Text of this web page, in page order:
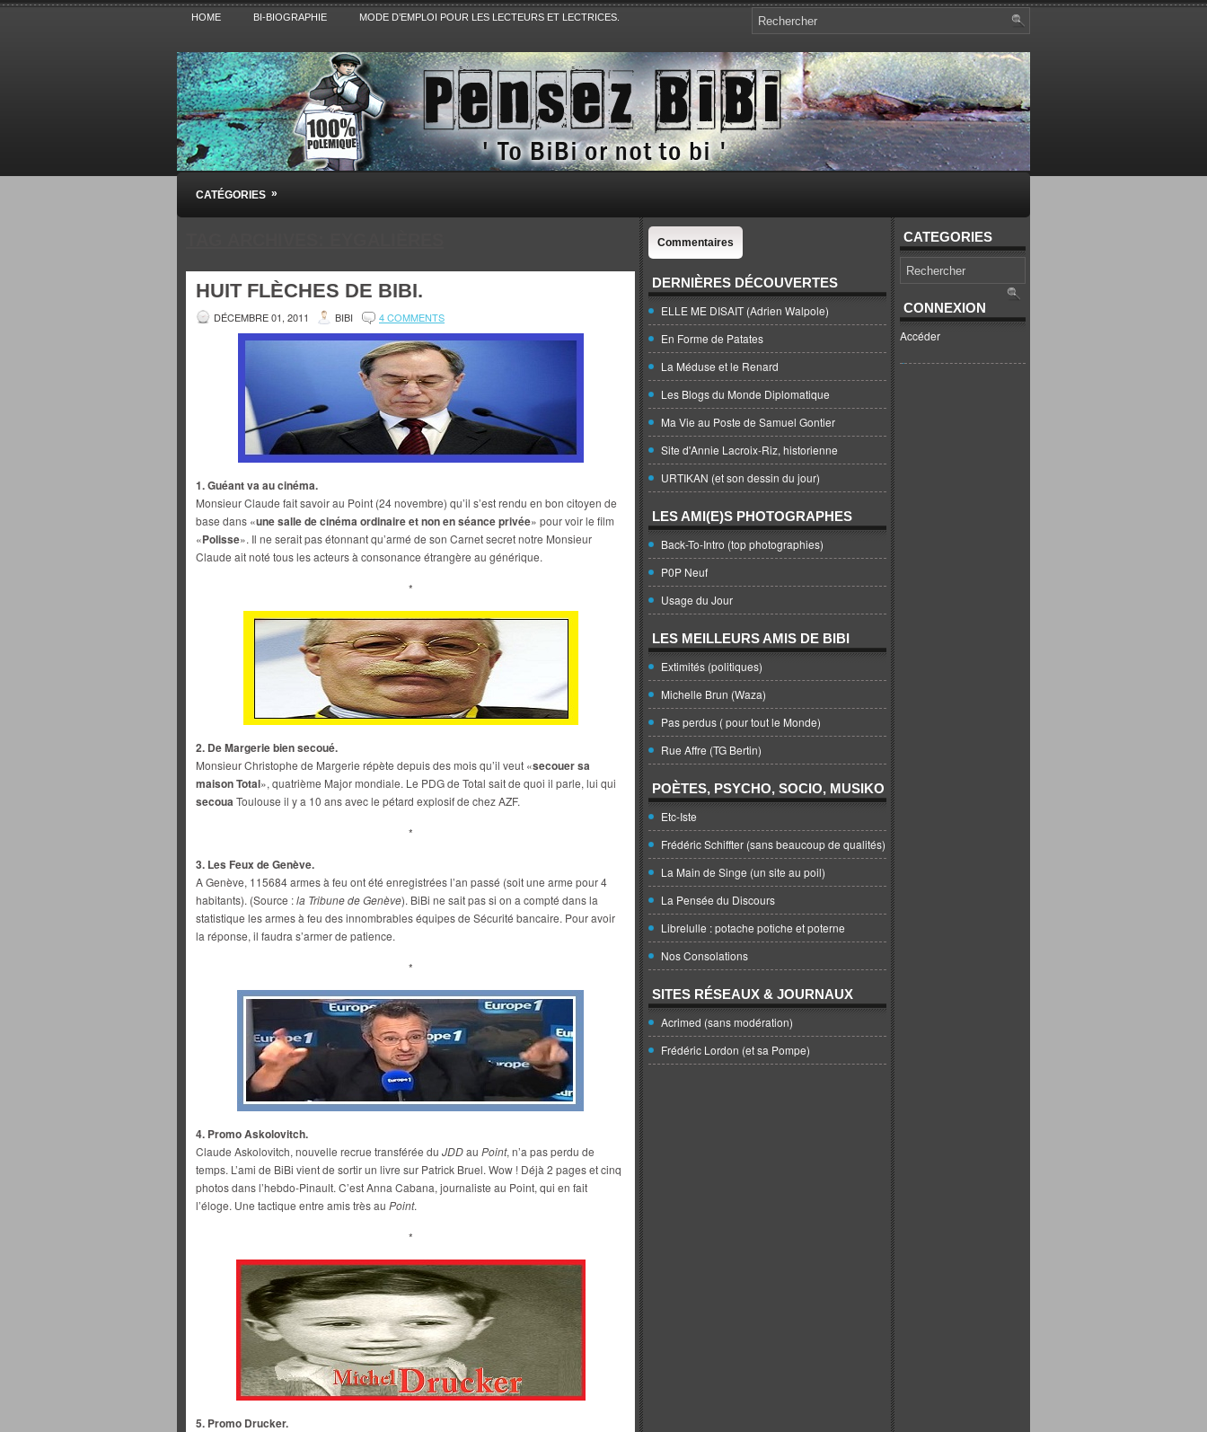
HOME BI-BIOGRAPHIE MODE D’EMPLOI POUR LES LECTEURS ET LECTRICES.
Pensez BiBi
Blog polémique sur l'Actualité, la Culture, la Politique, le Sport,. Avec Revue de presse et de blogs.
CATÉGORIES »
HUIT FLÈCHES DE BIBI.
DÉCEMBRE 01, 2011 BIBI 4 COMMENTS
1. Guéant va au cinéma.
Monsieur Claude fait savoir au Point (24 novembre) qu’il s’est rendu en bon citoyen de
base dans «une salle de cinéma ordinaire et non en séance privée» pour voir le film
«Polisse». Il ne serait pas étonnant qu’armé de son Carnet secret notre Monsieur
Claude ait noté tous les acteurs à consonance étrangère au générique.
*
2. De Margerie bien secoué.
Monsieur Christophe de Margerie répète depuis des mois qu’il veut «secouer sa
maison Total», quatrième Major mondiale. Le PDG de Total sait de quoi il parle, lui qui
secouaToulouse il y a 10 ans avec le pétard explosif de chez AZF.
*
3. Les Feux de Genève.
A Genève, 115684 armes à feu ont été enregistrées l’an passé (soit une arme pour 4
habitants). (Source :la Tribune de Genève). BiBi ne sait pas si on a compté dans la
statistique les armes à feu des innombrables équipes de Sécurité bancaire. Pour avoir
la réponse, il faudra s’armer de patience.
*
4. Promo Askolovitch.
Claude Askolovitch, nouvelle recrue transférée du JDDau Point, n’a pas perdu de
temps. L’ami de BiBi vient de sortir un livre sur Patrick Bruel. Wow ! Déjà 2 pages et cinq
photos dans l’hebdo-Pinault. C’est Anna Cabana, journaliste au Point, qui en fait
l’éloge. Une tactique entre amis très au Point.
*
5. Promo Drucker.
Commentaires
DERNIÈRES DÉCOUVERTES
ELLE ME DISAIT (Adrien Walpole)
En Forme de Patates
La Méduse et le Renard
Les Blogs du Monde Diplomatique
Ma Vie au Poste de Samuel Gontier
Site d'Annie Lacroix-Riz, historienne
URTIKAN (et son dessin du jour)
LES AMI(E)S PHOTOGRAPHES
Back-To-Intro (top photographies)
P0P Neuf
Usage du Jour
LES MEILLEURS AMIS DE BIBI
Extimités (politiques)
Michelle Brun (Waza)
Pas perdus ( pour tout le Monde)
Rue Affre (TG Bertin)
POÈTES, PSYCHO, SOCIO, MUSIKO
Etc-Iste
Frédéric Schiffter (sans beaucoup de qualités)
La Main de Singe (un site au poil)
La Pensée du Discours
Librelulle : potache potiche et poterne
Nos Consolations
SITES RÉSEAUX & JOURNAUX
Acrimed (sans modération)
Frédéric Lordon (et sa Pompe)
CATEGORIES
CONNEXION
Accéder